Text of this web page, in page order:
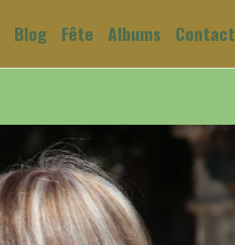
Blog Fête Albums Contact